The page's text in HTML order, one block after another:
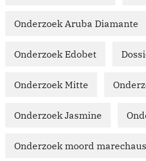
Onderzoek Aruba Diamante
Onderzoek Edobet
Onderzoek Mitte
Onderzoek Jasmine
Onderzoek moord